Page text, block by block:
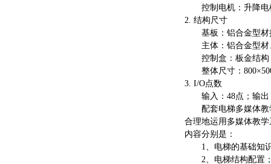
控制电机：升降电
2. 结构尺寸
基板：铝合金型材
主体：铝合金型
控制盒：板金结构
整体尺寸：
3. I/O点数
输入： 48点 ； 输出
配套电梯多媒体
合理地运用多媒体教
内容分别是：
1、电梯的基础知
2、电梯结构配置